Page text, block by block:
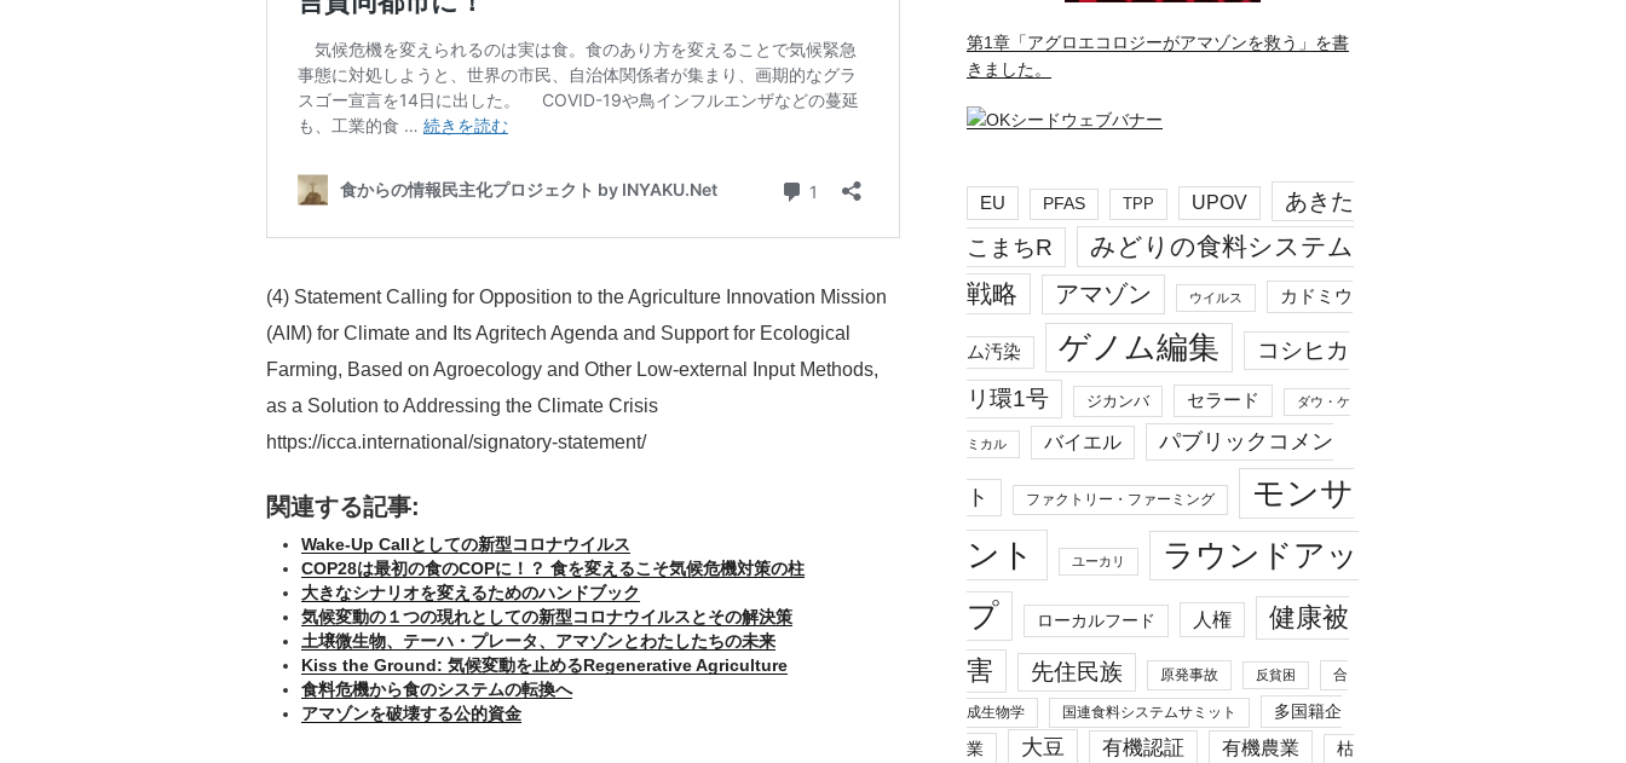
(4) Statement Calling for Opposition to the Agriculture Innovation Mission
(AIM) for Climate and Its Agritech Agenda and Support for Ecological
Farming, Based on Agroecology and Other Low-external Input Methods,
as a Solution to Addressing the Climate Crisis
https://icca.international/signatory-statement/
関連する記事:
Wake-Up Callとしての新型コロナウイルス
COP28は最初の食のCOPに！？ 食を変えるこそ気候危機対策の柱
大きなシナリオを変えるためのハンドブック
気候変動の１つの現れとしての新型コロナウイルスとその解決策
土壌微生物、テーハ・プレータ、アマゾンとわたしたちの未来
Kiss the Ground: 気候変動を止めるRegenerative Agriculture
食料危機から食のシステムの転換へ
アマゾンを破壊する公的資金
第1章「アグロエコロジーがアマゾンを救う」を書
きました。
EU PFAS TPP UPOV
あきた
こまちR
みどりの食料システム
戦略
アマゾン ウイルス カドミウ
ム汚染 ゲノム編集
コシヒカ
リ環1号
ジカンバ セラード ダウ・ケ
ミカル バイエル パブリックコメン
ト ファクトリー・ファーミング
モンサ
ント
ユーカリ
ラウンドアッ
プ
ローカルフード 人権
健康被
害
先住民族 原発事故 反貧困 合
成生物学 国連食料システムサミット
多国籍企
業
大豆 有機認証 有機農業 枯